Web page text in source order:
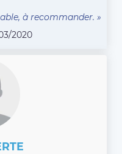
à recommander. »
2020